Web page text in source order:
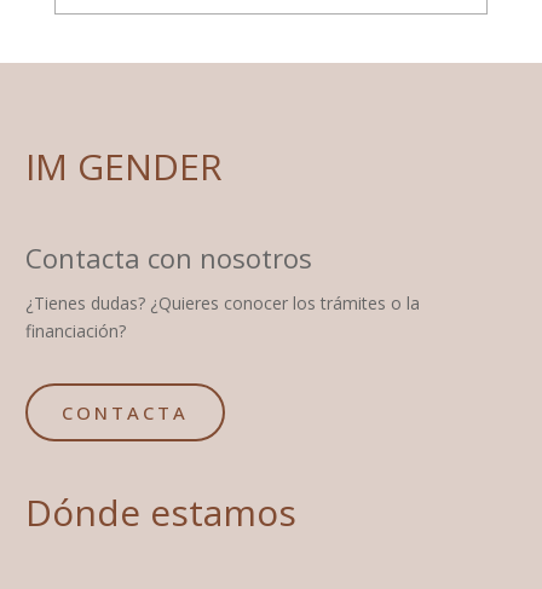
IM GENDER
Contacta con nosotros
¿Tienes dudas? ¿Quieres conocer los trámites o la
financiación?
CONTACTA
Dónde estamos